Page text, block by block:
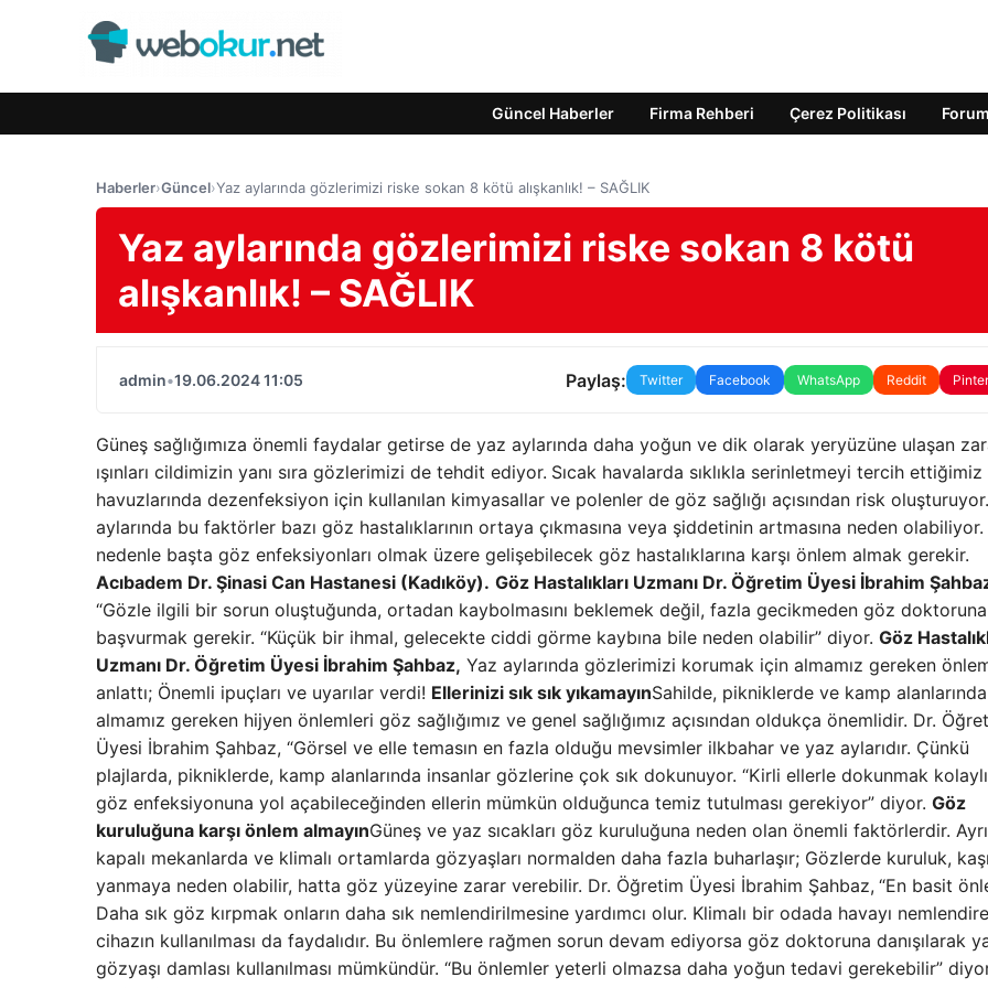
Güncel Haberler Firma Rehberi Çerez Politikası Forum
Haberler›Güncel›Yaz aylarında gözlerimizi riske sokan 8 kötü alışkanlık! – SAĞLIK
Yaz aylarında gözlerimizi riske sokan 8 kötü
alışkanlık! – SAĞLIK
admin•19.06.2024 11:05 Paylaş: Twitter Facebook WhatsApp Reddit
Güneş sağlığımıza önemli faydalar getirse de yaz aylarında daha yoğun ve dik olarak yeryüzüne ulaşan
ışınları cildimizin yanı sıra gözlerimizi de tehdit ediyor. Sıcak havalarda sıklıkla serinletmeyi tercih
havuzlarında dezenfeksiyon için kullanılan kimyasallar ve polenler de göz sağlığı açısından risk
aylarında bu faktörler bazı göz hastalıklarının ortaya çıkmasına veya şiddetinin artmasına neden olabiliyor.
nedenle başta göz enfeksiyonları olmak üzere gelişebilecek göz hastalıklarına karşı önlem almak gerekir.
Acıbadem Dr. Şinasi Can Hastanesi (Kadıköy). Göz Hastalıkları Uzmanı Dr. Öğretim Üyesi İbrahim
“Gözle ilgili bir sorun oluştuğunda, ortadan kaybolmasını beklemek değil, fazla gecikmeden göz doktoruna
başvurmak gerekir. “Küçük bir ihmal, gelecekte ciddi görme kaybına bile neden olabilir” diyor. Göz
Uzmanı Dr. Öğretim Üyesi İbrahim Şahbaz, Yaz aylarında gözlerimizi korumak için almamız gereken
anlattı; Önemli ipuçları ve uyarılar verdi! Ellerinizi sık sık yıkamayınSahilde, pikniklerde ve kamp alanlarında
almamız gereken hijyen önlemleri göz sağlığımız ve genel sağlığımız açısından oldukça önemlidir. Dr.
Üyesi İbrahim Şahbaz, “Görsel ve elle temasın en fazla olduğu mevsimler ilkbahar ve yaz aylarıdır. Çünkü
plajlarda, pikniklerde, kamp alanlarında insanlar gözlerine çok sık dokunuyor. “Kirli ellerle dokunmak
göz enfeksiyonuna yol açabileceğinden ellerin mümkün olduğunca temiz tutulması gerekiyor” diyor. Göz
kuruluğuna karşı önlem almayınGüneş ve yaz sıcakları göz kuruluğuna neden olan önemli faktörlerdir.
kapalı mekanlarda ve klimalı ortamlarda gözyaşları normalden daha fazla buharlaşır; Gözlerde kuruluk,
yanmaya neden olabilir, hatta göz yüzeyine zarar verebilir. Dr. Öğretim Üyesi İbrahim Şahbaz, “En basit
Daha sık göz kırpmak onların daha sık nemlendirilmesine yardımcı olur. Klimalı bir odada havayı
cihazın kullanılması da faydalıdır. Bu önlemlere rağmen sorun devam ediyorsa göz doktoruna danışılarak
gözyaşı damlası kullanılması mümkündür. “Bu önlemler yeterli olmazsa daha yoğun tedavi gerekebilir”